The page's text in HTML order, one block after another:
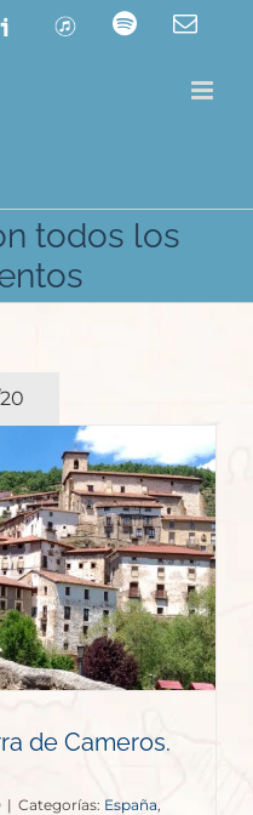
Ivoox ITunes Spotify
todos los
de Cameros.
| Categorías: España,